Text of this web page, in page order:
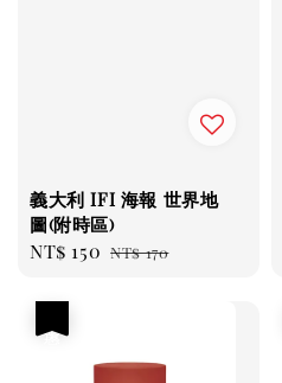
義大利 IFI 海報 世界地
圖(附時區)
Sale
NT$ 150 Regular
NT$ 170